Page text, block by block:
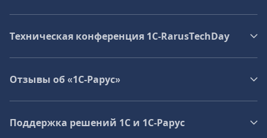
Техническая конференция 1C‑RarusTechDay
Отзывы об «1С-Рарус»
Поддержка решений 1С и 1С‑Рарус